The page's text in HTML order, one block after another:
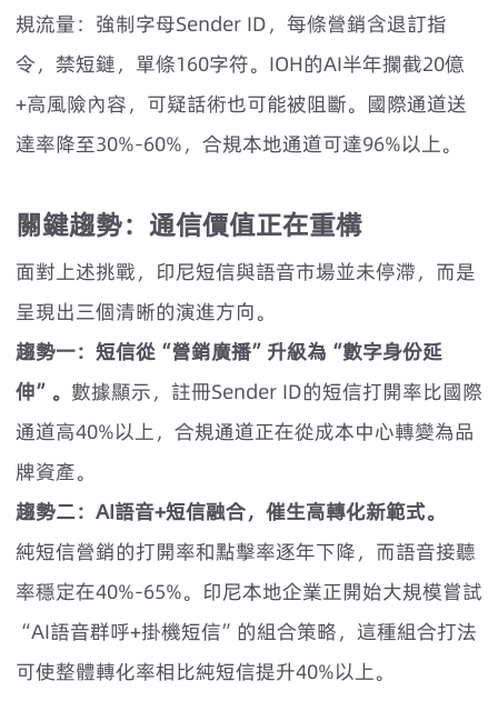
規流量：強制字母Sender ID，每條營銷含退訂指
令，禁短鏈，單條160字符。IOH的AI半年攔截20億
+高風險內容，可疑話術也可能被阻斷。國際通道送
達率降至30%-60%，合規本地通道可達96%以上。
關鍵趨勢：通信價值正在重構
面對上述挑戰，印尼短信與語音市場並未停滯，而是
呈現出三個清晰的演進方向。
趨勢一：短信從“營銷廣播”升級為“數字身份延
伸”。 數據顯示，註冊Sender ID的短信打開率比國際
通道高40%以上，合規通道正在從成本中心轉變為品
牌資產。
趨勢二：AI語音+短信融合，催生高轉化新範式。
純短信營銷的打開率和點擊率逐年下降，而語音接聽
率穩定在40%-65%。印尼本地企業正開始大規模嘗試
“AI語音群呼+掛機短信”的組合策略，這種組合打法
可使整體轉化率相比純短信提升40%以上。